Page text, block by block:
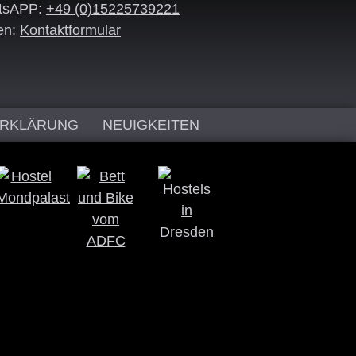
+49 (0)15225739221
Kontaktformular
NEUIGKEITEN